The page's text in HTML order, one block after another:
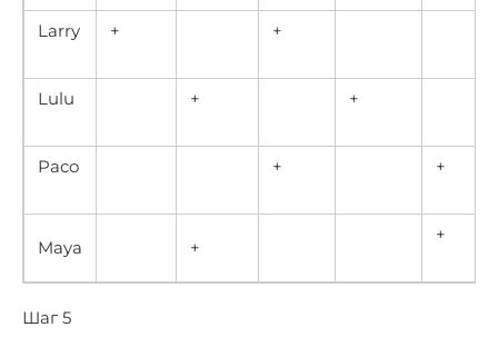
Larry
+ +
Lulu + +
Paco + +
Maya +
+
Шаг 5